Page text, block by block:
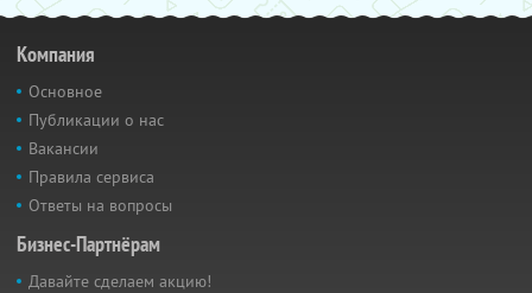
Компания
Основное
Публикации о нас
Вакансии
Правила сервиса
Ответы на вопросы
Бизнес-Партнёрам
Давайте сделаем акцию!